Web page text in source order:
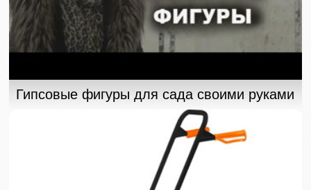
Гипсовые фигуры для сада своими руками